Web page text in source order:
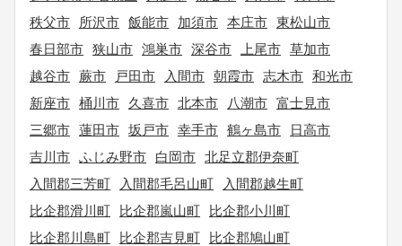
秩父市
所沢市 飯能市 加須市 本庄市 東松山市
春日部市 狭山市 鴻巣市 深谷市 上尾市 草加市
越谷市 蕨市 戸田市 入間市 朝霞市 志木市 和光市
新座市 桶川市 久喜市 北本市 八潮市 富士見市
三郷市 蓮田市 坂戸市 幸手市 鶴ヶ島市
日高市
吉川市 ふじみ野市 白岡市 北足立郡伊奈町
入間郡三芳町
入間郡毛呂山町
入間郡越生町
比企郡滑川町
比企郡嵐山町
比企郡小川町
比企郡川島町
比企郡吉見町
比企郡鳩山町